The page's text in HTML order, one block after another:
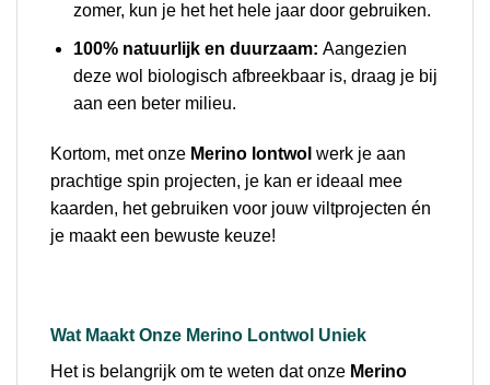
zomer, kun je het het hele jaar door gebruiken.
100% natuurlijk en duurzaam: Aangezien
deze wol biologisch afbreekbaar is, draag je bij
aan een beter milieu.
Kortom, met onze Merino lontwol werk je aan
prachtige spin projecten, je kan er ideaal mee
kaarden, het gebruiken voor jouw viltprojecten én
je maakt een bewuste keuze!
Wat Maakt Onze Merino Lontwol Uniek
Het is belangrijk om te weten dat onze Merino